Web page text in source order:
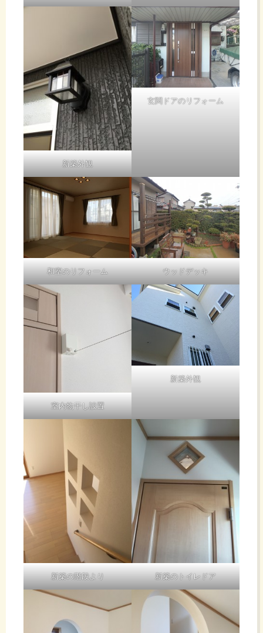
新築外観
玄関ドアのリフォーム
和室のリフォーム ウッドデッキ
室内物干し設置
新築外観
新築の階段より 新築のトイレドア